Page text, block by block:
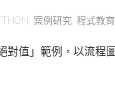
案例研究 程式教育
對值」範例，以流程